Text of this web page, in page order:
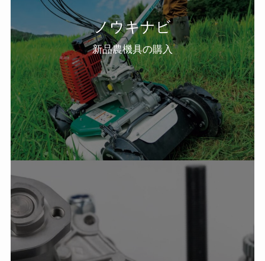
ノウキナビ
新品農機具の購入